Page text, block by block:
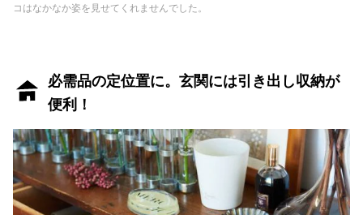
コはなかなか姿を見せてくれませんでした。
必需品の定位置に。玄関には引き出し収納が
便利！